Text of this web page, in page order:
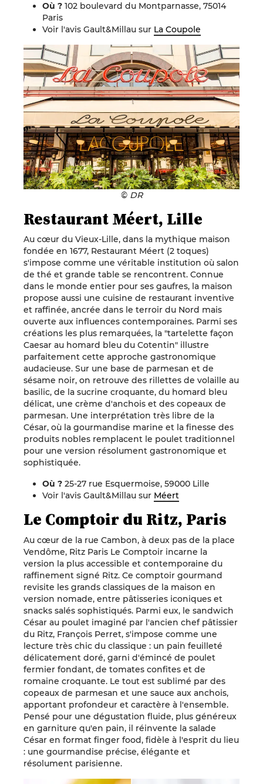
Où ? 102 boulevard du Montparnasse, 75014
Paris
Voir l'avis Gault&Millau sur La Coupole
© DR
Restaurant Méert, Lille
Au cœur du Vieux-Lille, dans la mythique maison
fondée en 1677, Restaurant Méert (2 toques)
s'impose comme une véritable institution où salon
de thé et grande table se rencontrent. Connue
dans le monde entier pour ses gaufres, la maison
propose aussi une cuisine de restaurant inventive
et raffinée, ancrée dans le terroir du Nord mais
ouverte aux influences contemporaines. Parmi ses
créations les plus remarquées, la "tartelette façon
Caesar au homard bleu du Cotentin" illustre
parfaitement cette approche gastronomique
audacieuse. Sur une base de parmesan et de
sésame noir, on retrouve des rillettes de volaille au
basilic, de la sucrine croquante, du homard bleu
délicat, une crème d'anchois et des copeaux de
parmesan. Une interprétation très libre de la
César, où la gourmandise marine et la finesse des
produits nobles remplacent le poulet traditionnel
pour une version résolument gastronomique et
sophistiquée.
Où ? 25-27 rue Esquermoise, 59000 Lille
Voir l'avis Gault&Millau sur Méert
Le Comptoir du Ritz, Paris
Au cœur de la rue Cambon, à deux pas de la place
Vendôme, Ritz Paris Le Comptoir incarne la
version la plus accessible et contemporaine du
raffinement signé Ritz. Ce comptoir gourmand
revisite les grands classiques de la maison en
version nomade, entre pâtisseries iconiques et
snacks salés sophistiqués. Parmi eux, le sandwich
César au poulet imaginé par l'ancien chef pâtissier
du Ritz, François Perret, s'impose comme une
lecture très chic du classique : un pain feuilleté
délicatement doré, garni d'émincé de poulet
fermier fondant, de tomates confites et de
romaine croquante. Le tout est sublimé par des
copeaux de parmesan et une sauce aux anchois,
apportant profondeur et caractère à l'ensemble.
Pensé pour une dégustation fluide, plus généreux
en garniture qu'en pain, il réinvente la salade
César en format finger food, fidèle à l'esprit du lieu
: une gourmandise précise, élégante et
résolument parisienne.